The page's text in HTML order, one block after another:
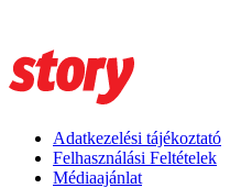
Adatkezelési tájékoztató
Felhasználási Feltételek
Médiaajánlat